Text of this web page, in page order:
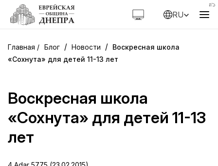
RU
Блог / Новости / Воскресная школа
«Сохнута» для детей 11-13 лет
Воскресная школа
«Сохнута» для детей 11-13
лет